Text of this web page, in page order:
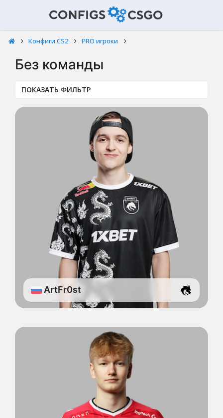
Конфиги CS2 PRO игроки
Без команды
ПОКАЗАТЬ ФИЛЬТР
ArtFr0st